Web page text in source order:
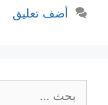
أضف تعليق